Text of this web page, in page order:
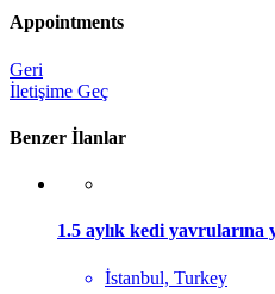
Appointments
Geri
İletişime Geç
Benzer İlanlar
1.5 aylık kedi yavrularına
İstanbul, Turkey